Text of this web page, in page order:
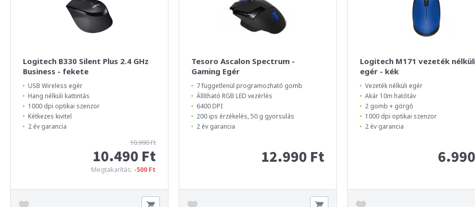
Logitech B330 Silent Plus 2.4 GHz
Business - fekete
USB Wireless egér
Hang nélküli kattintás
1000 dpi optikai szenzor
Kétkezes kivitel
2 év garancia
10.990 Ft
10.490 Ft
Megtakarítás: -500 Ft
Tesoro Ascalon Spectrum -
Gaming Egér
7 függetlenül programozható gomb
Állítható RGB LED vezérlés
6400 DPI
200 ips érzékelés, 50 g gyorsulás
2 év garancia
12.990 Ft
Logitech M171 vezeték
egér - kék
Vezeték nélküli egér
Akár 10m hatótáv
2 gomb + görgő
1000 dpi optikai szenzor
2 év garancia